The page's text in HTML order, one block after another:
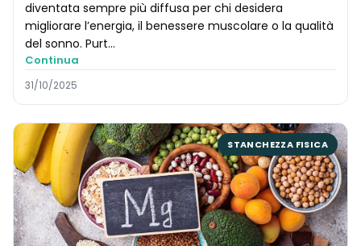
diventata sempre più diffusa per chi desidera
migliorare l’energia, il benessere muscolare o la qualità
del sonno. Purt…
Continua
31/10/2025
STANCHEZZA FISICA